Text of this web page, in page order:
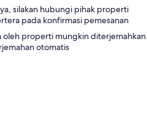
silakan hubungi pihak properti
pada konfirmasi pemesanan
oleh properti mungkin diterjemahkan
otomatis